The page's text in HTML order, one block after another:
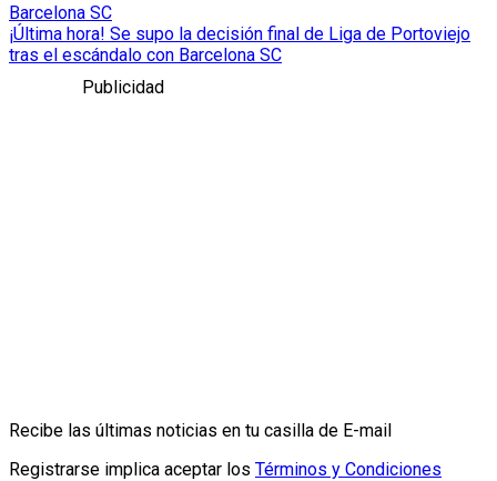
Barcelona SC
¡Última hora! Se supo la decisión final de Liga de Portoviejo
tras el escándalo con Barcelona SC
Publicidad
Recibe las últimas noticias en tu casilla de E-mail
Registrarse implica aceptar los Términos y Condiciones